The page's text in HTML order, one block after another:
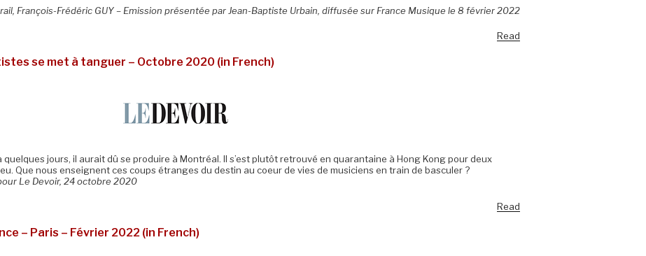
François-Frédéric GUY – Emission présentée par Jean-Baptiste Urbain, diffusée sur France Musique le 8 février 2022
Read
se met à tanguer – Octobre 2020 (in French)
quelques jours, il aurait dû se produire à Montréal. Il s’est plutôt retrouvé en quarantaine à Hong Kong pour deux
Que nous enseignent ces coups étranges du destin au coeur de vies de musiciens en train de basculer ?
Le Devoir, 24 octobre 2020
Read
– Paris – Février 2022 (in French)